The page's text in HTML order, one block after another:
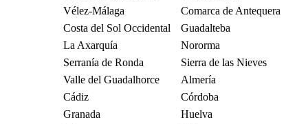
Vélez-Málaga
Comarca de Antequera
Costa del Sol Occidental
Guadalteba
La Axarquía
Nororma
Serranía de Ronda
Sierra de las Nieves
Valle del Guadalhorce
Almería
Cádiz
Córdoba
Granada
Huelva